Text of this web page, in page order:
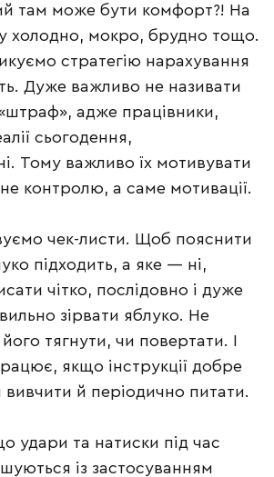
там може бути комфорт?! На
холодно, мокро, брудно тощо.
стратегію нарахування
Дуже важливо не називати
адже працівники,
сьогодення,
Тому важливо їх мотивувати
контролю, а саме мотивації.
чек-листи. Щоб пояснити
підходить, а яке — ні,
чітко, послідовно і дуже
зірвати яблуко. Не
тягнути, чи повертати. І
якщо інструкції добре
вивчити й періодично питати.
удари та натиски під час
із застосуванням